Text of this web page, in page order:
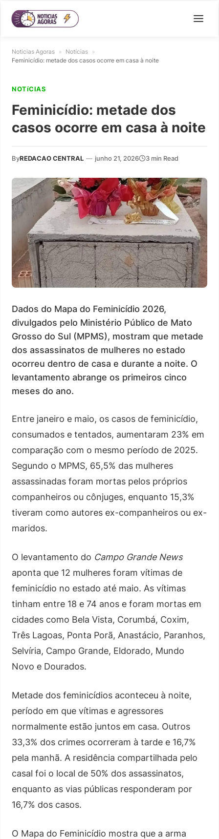
Noticias Agoras » Notícias »
Feminicídio: metade dos casos ocorre em casa à noite
NOTíCIAS
Feminicídio: metade dos
casos ocorre em casa à noite
ByREDACAO CENTRAL — junho 21, 2026 3 min Read
Dados do Mapa do Feminicídio 2026,
divulgados pelo Ministério Público de Mato
Grosso do Sul (MPMS), mostram que metade
dos assassinatos de mulheres no estado
ocorreu dentro de casa e durante a noite. O
levantamento abrange os primeiros cinco
meses do ano.
Entre janeiro e maio, os casos de feminicídio,
consumados e tentados, aumentaram 23% em
comparação com o mesmo período de 2025.
Segundo o MPMS, 65,5% das mulheres
assassinadas foram mortas pelos próprios
companheiros ou cônjuges, enquanto 15,3%
tiveram como autores ex-companheiros ou ex-
maridos.
O levantamento do Campo Grande News
aponta que 12 mulheres foram vítimas de
feminicídio no estado até maio. As vítimas
tinham entre 18 e 74 anos e foram mortas em
cidades como Bela Vista, Corumbá, Coxim,
Três Lagoas, Ponta Porã, Anastácio, Paranhos,
Selvíria, Campo Grande, Eldorado, Mundo
Novo e Dourados.
Metade dos feminicídios aconteceu à noite,
período em que vítimas e agressores
normalmente estão juntos em casa. Outros
33,3% dos crimes ocorreram à tarde e 16,7%
pela manhã. A residência compartilhada pelo
casal foi o local de 50% dos assassinatos,
enquanto as vias públicas responderam por
16,7% dos casos.
O Mapa do Feminicídio mostra que a arma